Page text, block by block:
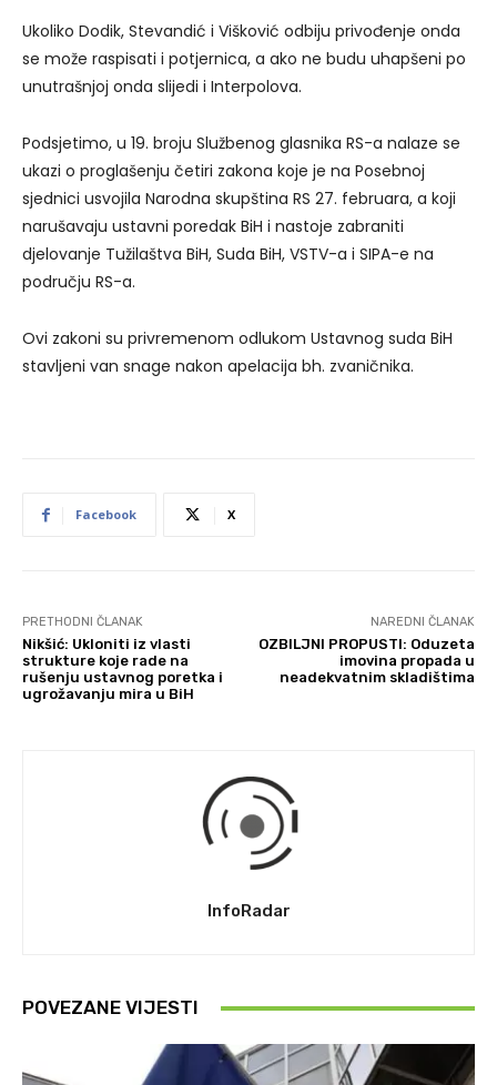
Ukoliko Dodik, Stevandić i Višković odbiju privođenje onda
se može raspisati i potjernica, a ako ne budu uhapšeni po
unutrašnjoj onda slijedi i Interpolova.
Podsjetimo, u 19. broju Službenog glasnika RS-a nalaze se
ukazi o proglašenju četiri zakona koje je na Posebnoj
sjednici usvojila Narodna skupština RS 27. februara, a koji
narušavaju ustavni poredak BiH i nastoje zabraniti
djelovanje Tužilaštva BiH, Suda BiH, VSTV-a i SIPA-e na
području RS-a.
Ovi zakoni su privremenom odlukom Ustavnog suda BiH
stavljeni van snage nakon apelacija bh. zvaničnika.
Facebook X
PRETHODNI ČLANAK
Nikšić: Ukloniti iz vlasti
strukture koje rade na
rušenju ustavnog poretka i
ugrožavanju mira u BiH
NAREDNI ČLANAK
OZBILJNI PROPUSTI: Oduzeta
imovina propada u
neadekvatnim skladištima
InfoRadar
POVEZANE VIJESTI